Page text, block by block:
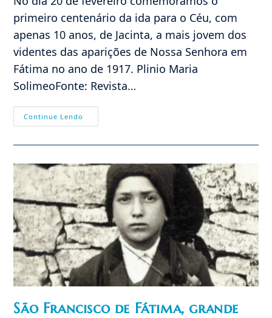
primeiro centenário da ida para o Céu, com
apenas 10 anos, de Jacinta, a mais jovem dos
videntes das aparições de Nossa Senhora em
Fátima no ano de 1917. Plinio Maria
SolimeoFonte: Revista…
Continue Lendo
Do
De
De
Fátima
São Francisco de Fátima, grande